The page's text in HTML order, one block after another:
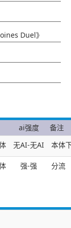
Duel》
ai强度
备注
无AI-无AI 本体
强-强 分流